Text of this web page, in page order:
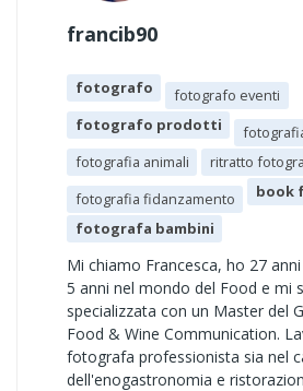
francib90
fotografo
fotografo eventi
fotografo prodotti
fotografia animali
ritratto
fotografia fidanzamento
book
fotografa bambini
Mi chiamo Francesca, ho 27
5 anni nel mondo del Food e mi
specializzata con un Master del
Food & Wine Communication.
fotografa professionista sia nel
dell'enogastronomia e